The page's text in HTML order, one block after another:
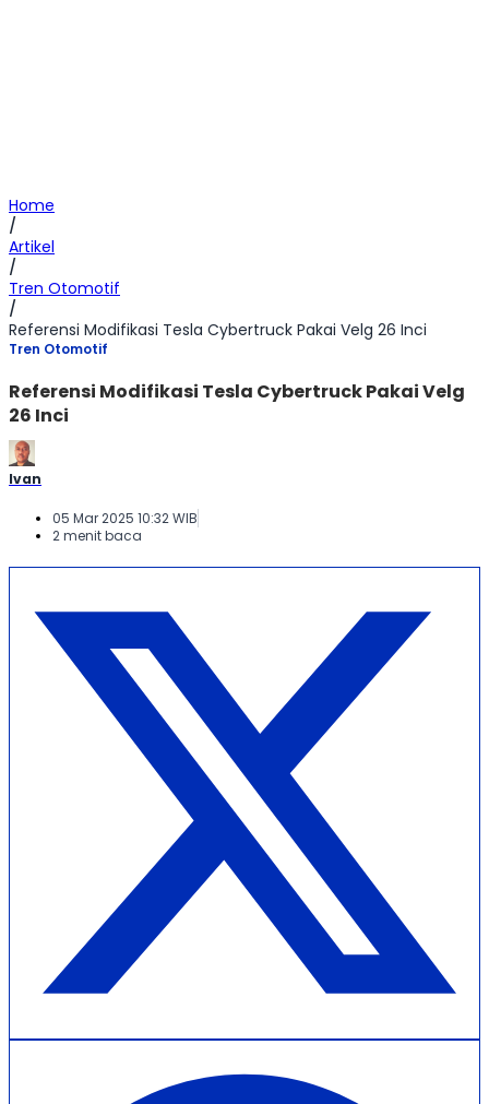
Home
/
Artikel
/
Tren Otomotif
/
Referensi Modifikasi Tesla Cybertruck Pakai Velg 26 Inci
Tren Otomotif
Referensi Modifikasi Tesla Cybertruck Pakai Velg
26 Inci
Ivan
05 Mar 2025 10:32 WIB
2 menit baca